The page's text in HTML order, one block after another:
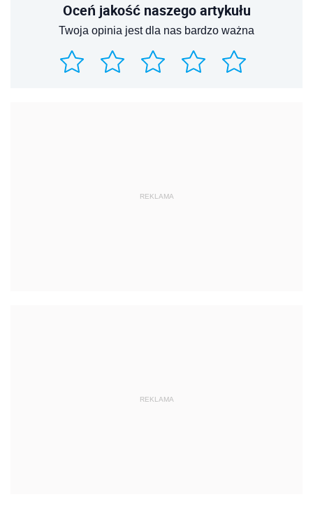
Oceń jakość naszego artykułu
Twoja opinia jest dla nas bardzo ważna
REKLAMA
REKLAMA